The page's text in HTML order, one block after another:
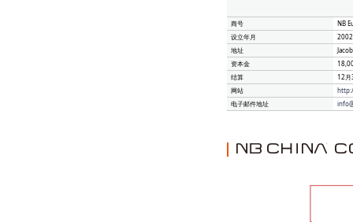
商号
NB
设立年月
地址
资本金
结算
12月
网站
电子邮件地址